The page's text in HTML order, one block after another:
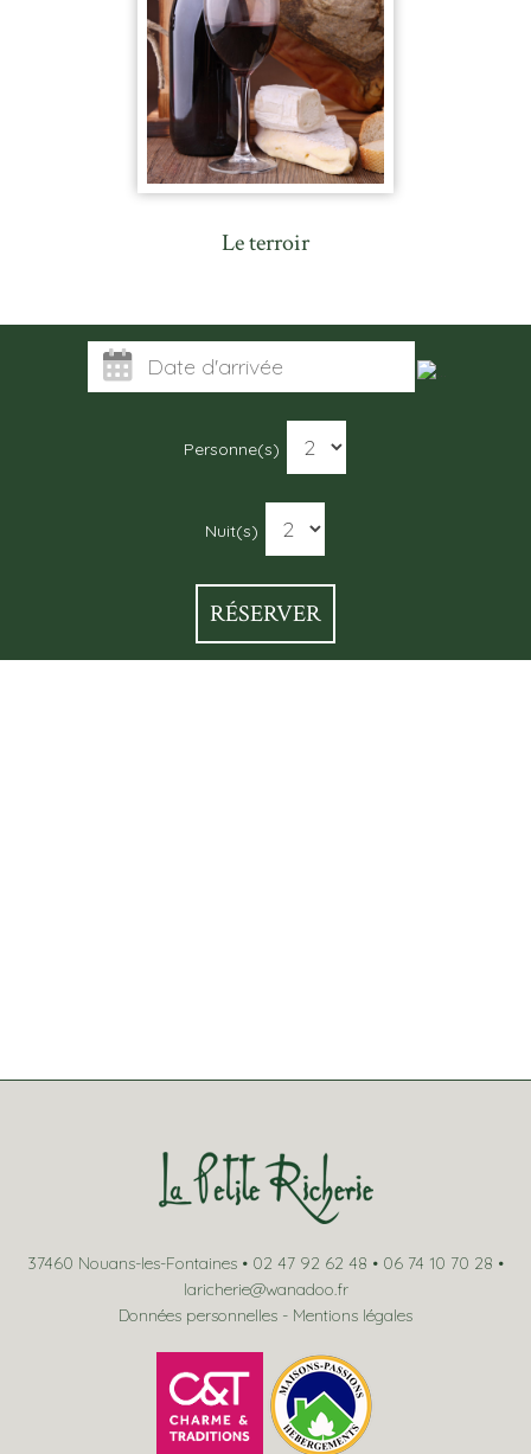
Le terroir
Personne(s)
Nuit(s)
37460 Nouans-les-Fontaines • 02 47 92 62 48 • 06 74 10 70 28 •
laricherie@wanadoo.fr
Données personnelles - Mentions légales